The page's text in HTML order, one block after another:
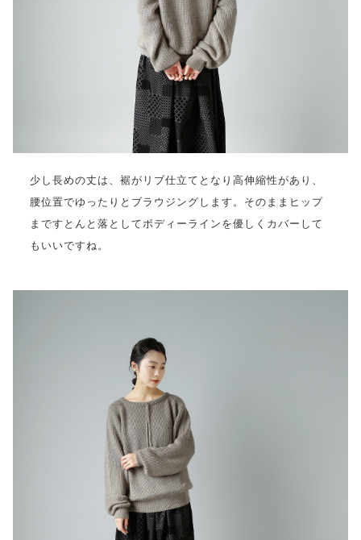
少し長めの丈は、裾がリブ仕立てとなり高伸縮性があり、
腰位置でゆったりとブラウジングします。そのままヒップ
まですとんと落としてボディーラインを優しくカバーして
もいいですね。